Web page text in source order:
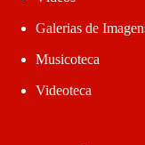
Galerias de
Musicoteca
Videoteca